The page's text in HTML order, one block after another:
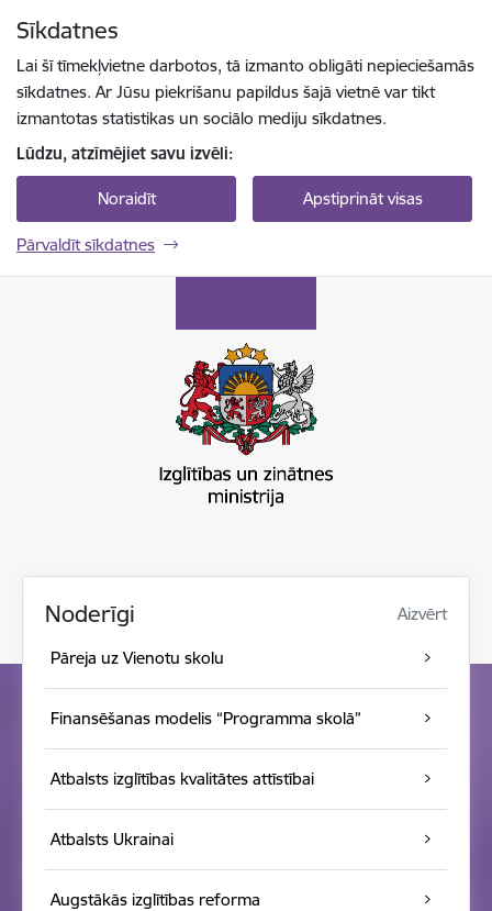
Sīkdatnes
Lai šī tīmekļvietne darbotos, tā izmanto obligāti nepieciešamās
sīkdatnes. Ar Jūsu piekrišanu papildus šajā vietnē var tikt
izmantotas statistikas un sociālo mediju sīkdatnes.
Lūdzu, atzīmējiet savu izvēli:
Noraidīt Apstiprināt visas
Pārvaldīt sīkdatnes
Noderīgi Aizvērt
Pāreja uz Vienotu skolu
Finansēšanas modelis “Programma skolā”
Atbalsts izglītības kvalitātes attīstībai
Atbalsts Ukrainai
Augstākās izglītības reforma